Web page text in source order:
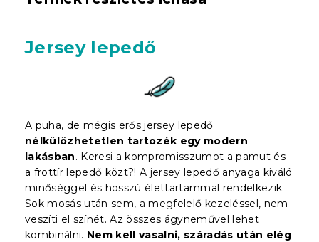
Jersey lepedő
A puha, de mégis erős jersey lepedő
nélkülözhetetlen tartozék egy modern
lakásban. Keresi a kompromisszumot a pamut és
a frottír lepedő közt?! A jersey lepedő anyaga kiváló
minőséggel és hosszú élettartammal rendelkezik.
Sok mosás után sem, a megfelelő kezeléssel, nem
veszíti el színét. Az összes ágyneművel lehet
kombinálni. Nem kell vasalni, száradás után elég